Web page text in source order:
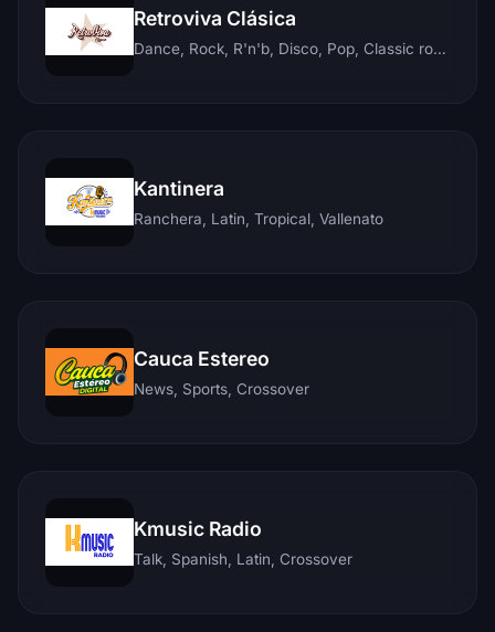
Retroviva Clásica
Dance, Rock, R'n'b, Disco, Pop, Classic rock, Techno, Reggae
Kantinera
Ranchera, Latin, Tropical, Vallenato
Cauca Estereo
News, Sports, Crossover
Kmusic Radio
Talk, Spanish, Latin, Crossover